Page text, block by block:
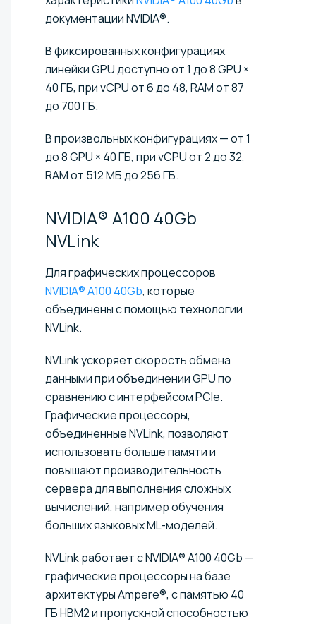
документации NVIDIA®.
В фиксированных конфигурациях
линейки GPU доступно от 1 до 8 GPU ×
40 ГБ, при vCPU от 6 до 48, RAM от 87
до 700 ГБ.
В произвольных конфигурациях — от 1
до 8 GPU × 40 ГБ, при vCPU от 2 до 32,
RAM от 512 МБ до 256 ГБ.
NVIDIA® A100 40Gb
NVLink
Для графических процессоров
NVIDIA® A100 40Gb, которые
объединены с помощью технологии
NVLink.
NVLink ускоряет скорость обмена
данными при объединении GPU по
сравнению с интерфейсом PCIe.
Графические процессоры,
объединенные NVLink, позволяют
использовать больше памяти и
повышают производительность
сервера для выполнения сложных
вычислений, например обучения
больших языковых ML-моделей.
NVLink работает с NVIDIA® A100 40Gb —
графические процессоры на базе
архитектуры Ampere®, с памятью 40
ГБ HBM2 и пропускной способностью